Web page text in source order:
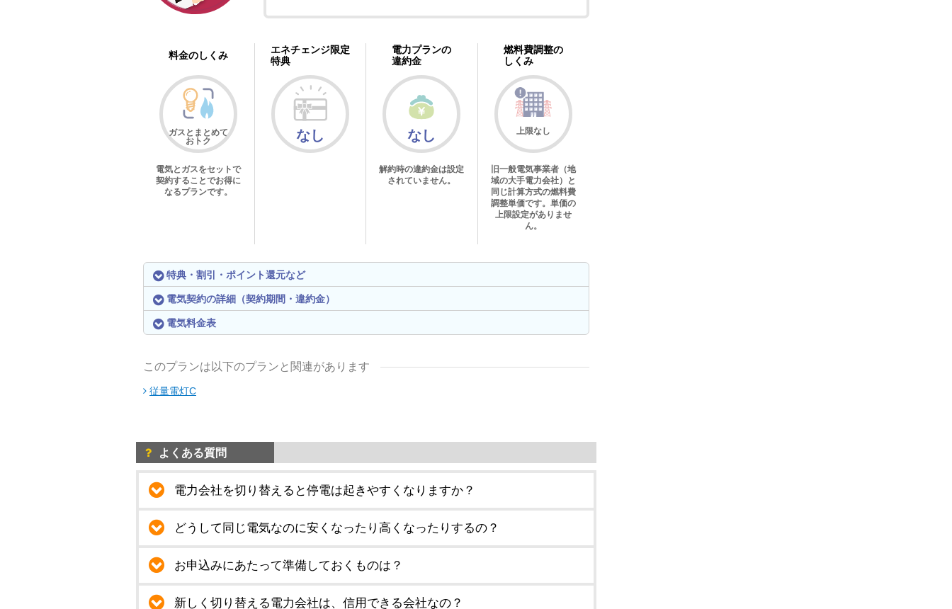
料金のしくみ
ガスとまとめて
おトク
電気とガスをセットで
契約することでお得に
なるプランです。
エネチェンジ限定
特典
なし
電力プランの
違約金
なし
解約時の違約金は設定
されていません。
燃料費調整の
しくみ
上限なし
旧一般電気事業者（地
域の大手電力会社）と
同じ計算方式の燃料費
調整単価です。単価の
上限設定がありませ
ん。
特典・割引・ポイント還元など
電気契約の詳細（契約期間・違約金）
電気料金表
このプランは以下のプランと関連があります
従量電灯C
よくある質問
電力会社を切り替えると停電は起きやすくなりますか？
どうして同じ電気なのに安くなったり高くなったりするの？
お申込みにあたって準備しておくものは？
新しく切り替える電力会社は、信用できる会社なの？